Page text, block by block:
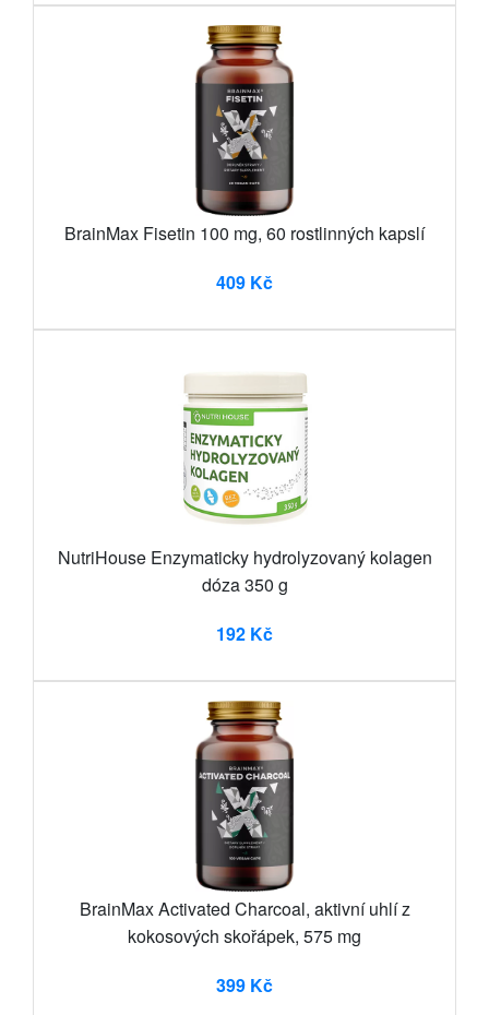
BrainMax Fisetin 100 mg, 60 rostlinných kapslí
409 Kč
NutriHouse Enzymaticky hydrolyzovaný kolagen
dóza 350 g
192 Kč
BrainMax Activated Charcoal, aktivní uhlí z
kokosových skořápek, 575 mg
399 Kč